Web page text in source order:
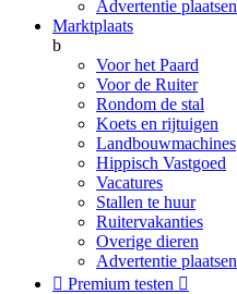
Advertentie plaatsen
Marktplaats
b
Voor het Paard
Voor de Ruiter
Rondom de stal
Koets en rijtuigen
Landbouwmachines
Hippisch Vastgoed
Vacatures
Stallen te huur
Ruitervakanties
Overige dieren
Advertentie plaatsen
 Premium testen 